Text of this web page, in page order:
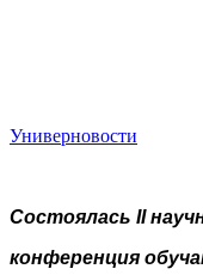
Универновости
Состоялась II
конференция